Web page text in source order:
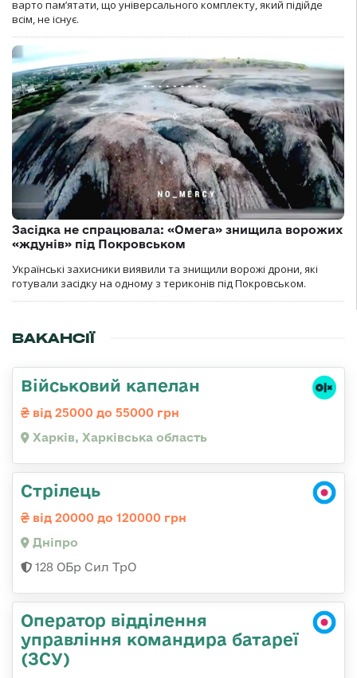
варто пам’ятати, що універсального комплекту, який підійде
всім, не існує.
Засідка не спрацювала: «Омега» знищила ворожих
«ждунів» під Покровськом
Українські захисники виявили та знищили ворожі дрони, які
готували засідку на одному з териконів під Покровськом.
ВАКАНСІЇ
Військовий капелан
від 25000 до 55000 грн
Харків, Харківська область
Стрілець
від 20000 до 120000 грн
Дніпро
128 ОБр Сил ТрО
Оператор відділення
управління командира батареї
(ЗСУ)